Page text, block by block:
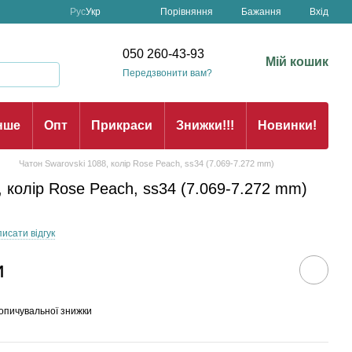
РусУкр Порівняння Бажання Вхід
050 260-43-93
Передзвонити вам?
Мій кошик
Опт Прикраси Знижки!!! Новинки!
Чатон Swarovski 1088, колір Rose Peach, ss34 (7.069-7.272 mm)
Rose Peach, ss34 (7.069-7.272 mm)
відгук
знижки